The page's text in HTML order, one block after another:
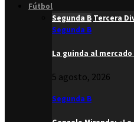
Fútbol
Segunda B Tercera
Segunda B
La guinda al
5 agosto, 2026
Segunda B